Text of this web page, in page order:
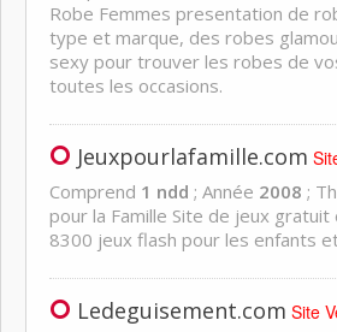
Robe Femmes presentation de
type et marque, des robes
sexy pour trouver les robes de
toutes les occasions.
Jeuxpourlafamille.com
Comprend 1 ndd ; Année 2008 ;
pour la Famille Site de jeux gratuit
8300 jeux flash pour les enfants
Ledeguisement.com Site